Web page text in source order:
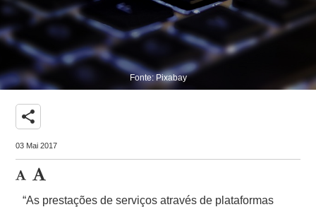
Fonte: Pixabay
share
03 Mai 2017
“As prestações de serviços através de plataformas